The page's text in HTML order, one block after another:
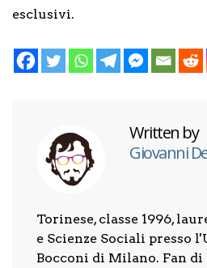
esclusivi.
Written by
Giovanni
Torinese, classe 1996,
e Scienze Sociali presso
Bocconi di Milano. Fan